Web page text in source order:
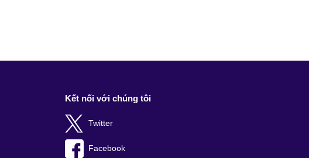
Kết nối với chúng tôi
Twitter
Facebook